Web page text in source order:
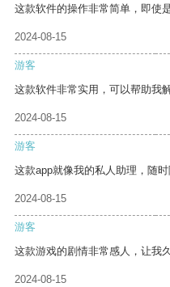
这款软件的操作非常简单，即使
2024-08-15
游客
这款软件非常实用，可以帮助我
2024-08-15
游客
这款app就像我的私人助理，随时
2024-08-15
游客
这款游戏的剧情非常感人，让我
2024-08-15